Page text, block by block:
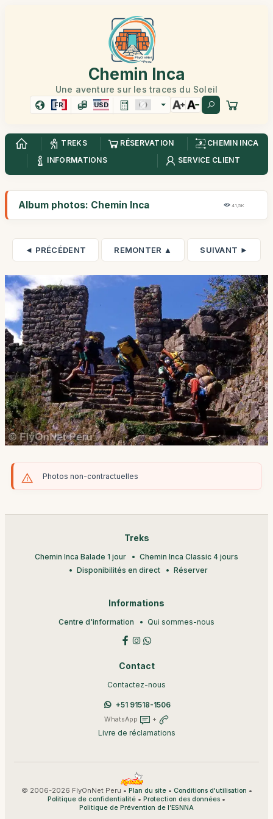
Chemin Inca
Une aventure sur les traces du Soleil
FR USD
TREKS RÉSERVATION
CHEMIN INCA
INFORMATIONS
SERVICE CLIENT
Album photos: Chemin Inca 41,5K
◄ PRÉCÉDENT REMONTER ▲ SUIVANT ►
Photos non-contractuelles
Treks
Chemin Inca Balade 1 jour
Chemin Inca Classic 4 jours
Disponibilités en direct
Réserver
Informations
Centre d'information Qui sommes-nous
Contact
Contactez-nous
+51 91518-1506
WhatsApp +
Livre de réclamations
© 2006-2026 FlyOnNet Peru • Plan du site• Conditions d'utilisation •
Politique de confidentialité • Protection des données •
Politique de Prévention de l’ESNNA